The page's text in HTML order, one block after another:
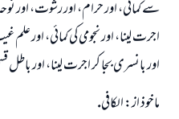
سے كمائى، اور حرام، اور رشوت، اور
اجرت لينا، اور نجومى كى كمائى، اور
اور بانسرى بجا كر اجرت لينا، اور
ماخوذ از: الكافى.